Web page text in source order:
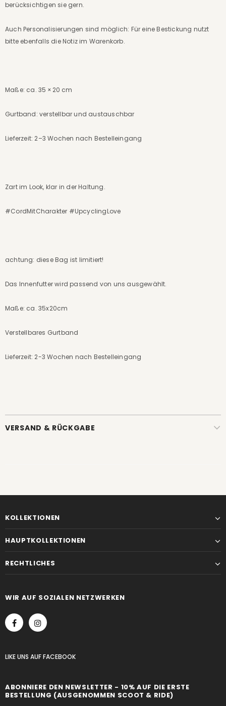
berücksichtigen sie gern.
Auch Personalisierungen sind möglich: Für eine Bestickung nutzt
bitte ebenfalls die Notiz im Warenkorb.
Maße: ca. 35 × 20 cm
Gurtband: verstellbar und austauschbar
Lieferzeit: 2–3 Wochen nach Bestelleingang
Zart im Look, klar in der Haltung.
#CordMitCharakter #UpcyclingLove
achtung: diese Bag ist limitiert!
Das Innenfutter wird passend von uns ausgewählt.
Maße: ca. 35x20cm
Verstellbares Gurtband
Lieferzeit: 2-3 Wochen nach Bestelleingang
VERSAND & RÜCKGABE
KOLLEKTIONEN
HAUPTKOLLEKTIONEN
RECHTLICHES
WIR AUF SOZIALEN NETZWERKEN
LIKE UNS AUFFACEBOOK
ABONNIERE DEN NEWSLETTER - 10% AUF DIE ERSTE
BESTELLUNG (AUSGENOMMEN SCOOT & RIDE)